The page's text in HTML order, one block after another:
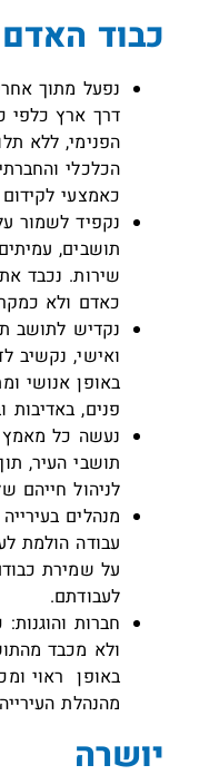
כבוד האדם
נפעל מתוך
דרך ארץ כלפי
הפנימי, ללא
הכלכלי
כאמצעי
נקפיד לשמור
תושבים,
שירות. נכבד
כאדם ולא
נקדיש לתושב
ואישי, נקשיב
באופן אנושי
פנים, באדיבות
נעשה כל
תושבי העיר,
לניהול חייהם
מנהלים
עבודה הולמת
על שמירת
לעבודתם.
חברות
ולא מכבד
באופן ראוי
מהנהלת
יושרה